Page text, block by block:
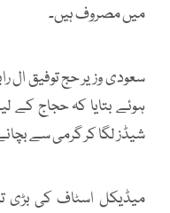
میں مصروف ہیں۔
سعودی وزیر حج توفیق ال
شیڈز لگا کر گرمی سے
میڈیکل اسٹاف کی بڑی